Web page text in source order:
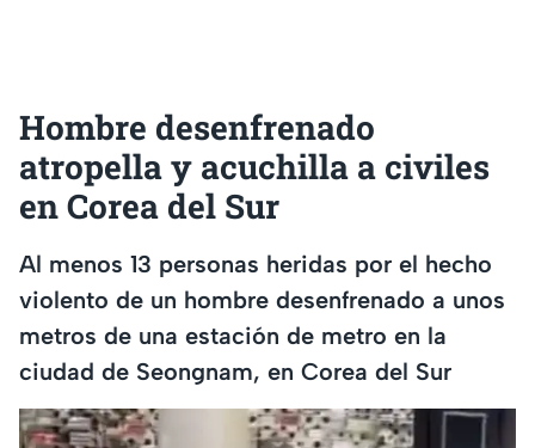
Hombre desenfrenado
atropella y acuchilla a civiles
en Corea del Sur
Al menos 13 personas heridas por el hecho
violento de un hombre desenfrenado a unos
metros de una estación de metro en la
ciudad de Seongnam, en Corea del Sur